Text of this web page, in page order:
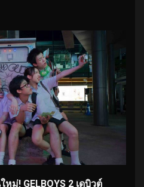
ม่! GELBOYS 2 เดบิวต์